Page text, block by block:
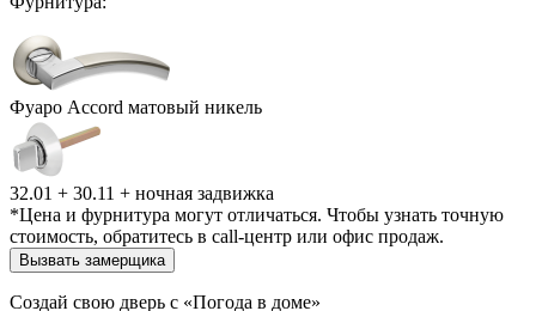
Фуаро Accord матовый никель
32.01 + 30.11 + ночная задвижка
*Цена и фурнитура могут отличаться. Чтобы узнать точную
стоимость, обратитесь в call-центр или офис продаж.
Вызвать замерщика
Создай свою дверь с «Погода в доме»